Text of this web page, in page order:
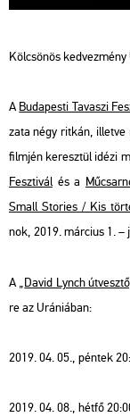
Köl­csö­nös ked­vez­mény
ABu­da­pes­ti Ta­va­szi
za­ta négy rit­kán,
film­jén ke­resz­tül idézi
Fesz­ti­válés a
Small Stori­es / Kis
nok, 2019. már­ci­us 1. –
A „David Lynch
re az Urá­ni­á­ban:
2019. 04. 05., pén­tek
2019. 04. 08., hétfő